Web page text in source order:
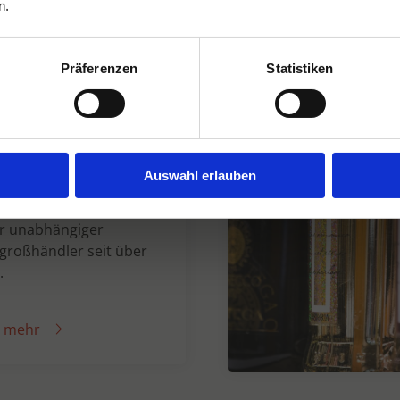
Präferenzen Statistiken
Auswahl erlauben
Dranken seit
unabhängiger
seit über
mehr